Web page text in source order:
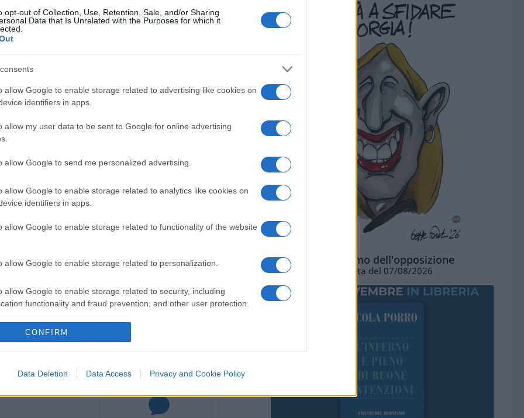
opt-out of Collection, Use, Retention, Sale, and/or Sharing
Data that Is Unrelated with the Purposes for which it
allow Google to enable storage related to advertising like cookies on
identifiers in apps.
allow my user data to be sent to Google for online advertising
allow Google to send me personalized advertising.
allow Google to enable storage related to analytics like cookies on
identifiers in apps.
allow Google to enable storage related to functionality of the website
allow Google to enable storage related to personalization.
allow Google to enable storage related to security, including
functionality and fraud prevention, and other user protection.
CONFIRM
Data Deletion Data Access Privacy and Cookie Policy
filmato sopra si vede camminare a fatica
«allo scenario peggiore, cioè un
col presidente dell’Unione africana
per intero i diritti degli africani che
servono più lavoro e meno
da questo signore, che non aveva
perché questa Europa barcolla…
L'ottimismo dell'opposizione
Vignetta del 07/08/2026